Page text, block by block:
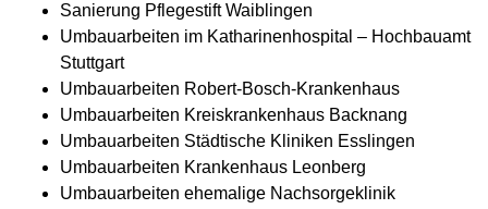
Sanierung Pflegestift Waiblingen
Umbauarbeiten im Katharinenhospital – Hochbauamt
Stuttgart
Umbauarbeiten Robert-Bosch-Krankenhaus
Umbauarbeiten Kreiskrankenhaus Backnang
Umbauarbeiten Städtische Kliniken Esslingen
Umbauarbeiten Krankenhaus Leonberg
Umbauarbeiten ehemalige Nachsorgeklinik